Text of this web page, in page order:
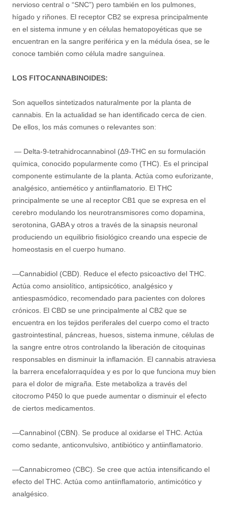
nervioso central o “SNC”) pero también en los pulmones,
hígado y riñones. El receptor CB2 se expresa principalmente
en el sistema inmune y en células hematopoyéticas que se
encuentran en la sangre periférica y en la médula ósea, se le
conoce también como célula madre sanguínea.
LOS FITOCANNABINOIDES:
Son aquellos sintetizados naturalmente por la planta de
cannabis. En la actualidad se han identificado cerca de cien.
De ellos, los más comunes o relevantes son:
— Delta-9-tetrahidrocannabinol (Δ9-THC en su formulación
química, conocido popularmente como (THC). Es el principal
componente estimulante de la planta. Actúa como euforizante,
analgésico, antiemético y antiinflamatorio. El THC
principalmente se une al receptor CB1 que se expresa en el
cerebro modulando los neurotransmisores como dopamina,
serotonina, GABA y otros a través de la sinapsis neuronal
produciendo un equilibrio fisiológico creando una especie de
homeostasis en el cuerpo humano.
—Cannabidiol (CBD). Reduce el efecto psicoactivo del THC.
Actúa como ansiolítico, antipsicótico, analgésico y
antiespasmódico, recomendado para pacientes con dolores
crónicos. El CBD se une principalmente al CB2 que se
encuentra en los tejidos periferales del cuerpo como el tracto
gastrointestinal, páncreas, huesos, sistema inmune, células de
la sangre entre otros controlando la liberación de citoquinas
responsables en disminuir la inflamación. El cannabis atraviesa
la barrera encefalorraquídea y es por lo que funciona muy bien
para el dolor de migraña. Este metaboliza a través del
citocromo P450 lo que puede aumentar o disminuir el efecto
de ciertos medicamentos.
—Cannabinol (CBN). Se produce al oxidarse el THC. Actúa
como sedante, anticonvulsivo, antibiótico y antiinflamatorio.
—Cannabicromeo (CBC). Se cree que actúa intensificando el
efecto del THC. Actúa como antiinflamatorio, antimicótico y
analgésico.